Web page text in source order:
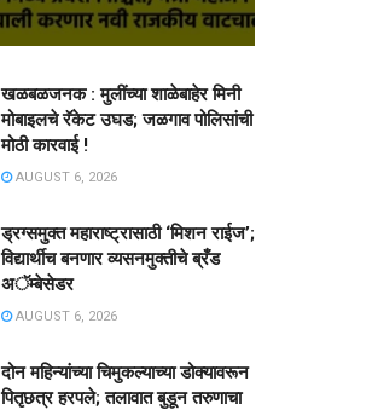
खळबळजनक : मुलींच्या शाळेबाहेर मिनी
मोबाइलचे रॅकेट उघड; जळगाव पोलिसांची
मोठी कारवाई !
AUGUST 6, 2026
ड्रग्समुक्त महाराष्ट्रासाठी ‘मिशन राईज’;
विद्यार्थीच बनणार व्यसनमुक्तीचे ब्रँड
अॅम्बेसेडर
AUGUST 6, 2026
दोन महिन्यांच्या चिमुकल्याच्या डोक्यावरून
पितृछत्र हरपले; तलावात बुडून तरुणाचा